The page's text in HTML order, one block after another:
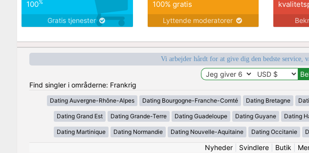
100%
Gratis tjenester
100% gratis
Lyttende moderatorer
Vi arbejder hårdt for at give dig den bedste service,
Find singler i områderne: Frankrig
Dating Auvergne-Rhône-Alpes Dating Bourgogne-Franche-Comté Dating Bretagne
Dating Grand Est Dating Grande-Terre Dating Guadeloupe Dating Guyane Dating
Dating Martinique Dating Normandie Dating Nouvelle-Aquitaine Dating Occitanie
Nyheder| Svindlere| Butik